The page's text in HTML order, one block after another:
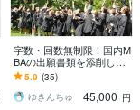
字数・回数無制限！国内M
BAの出願書類を添削しま
す 丁寧な会話を通して高
品質な願書作成をお手伝
いをします
5.0 (35)
ゆきんちゅ
45,000 円